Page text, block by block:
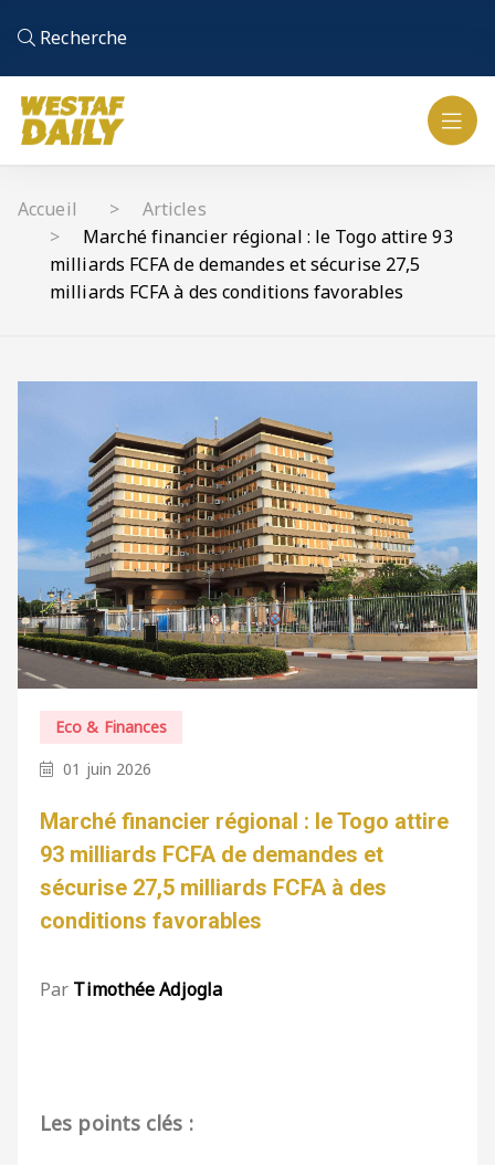
Recherche
Accueil
Articles
Marché financier régional : le Togo attire 93
milliards FCFA de demandes et sécurise 27,5
milliards FCFA à des conditions favorables
Eco & Finances
01 juin 2026
Marché financier régional : le Togo attire
93 milliards FCFA de demandes et
sécurise 27,5 milliards FCFA à des
conditions favorables
Par Timothée Adjogla
Les points clés :